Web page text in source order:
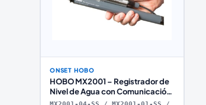
ONSET HOBO
HOBO MX2001 – Registrador de
Nivel de Agua con Comunicación
Bluetooth